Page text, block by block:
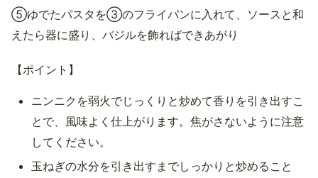
⑤ゆでたパスタを③のフライパンに入れて、ソースと和
えたら器に盛り、バジルを飾ればできあがり
【ポイント】
ニンニクを弱火でじっくりと炒めて香りを引き出すこ
とで、風味よく仕上がります。焦がさないように注意
してください。
玉ねぎの水分を引き出すまでしっかりと炒めること